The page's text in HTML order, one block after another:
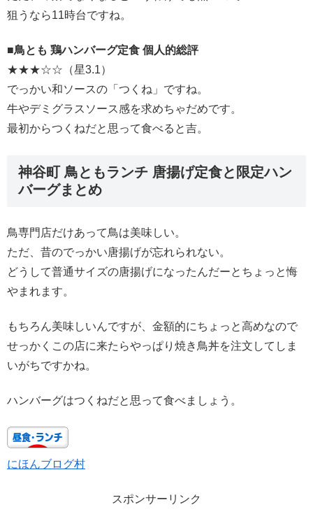
狙うなら11時台ですね。
■鳥とも 鶏ハンバーグ定食 個人的総評
★★★☆☆（星3.1）
でっかい和ソースの「つくね」ですね。
牛やデミグラスソース感を求めちゃだめです。
最初からつくねだと思って食べると吉。
神谷町 鳥ともランチ 唐揚げ定食と限定ハン
バーグまとめ
鳥専門店だけあって鳥は美味しい。
ただ、昔のでっかい唐揚げが忘れられない。
どうして普通サイズの唐揚げになったんだーとちょっと悔
やまれます。
もちろん美味しいんですが、金額的にちょっと高めなので
せっかくこの店に来たらやっぱり焼き鳥丼を注文してしま
いがちですかね。
ハンバーグはつくねだと思って食べましょう。
にほんブログ村
スポンサーリンク